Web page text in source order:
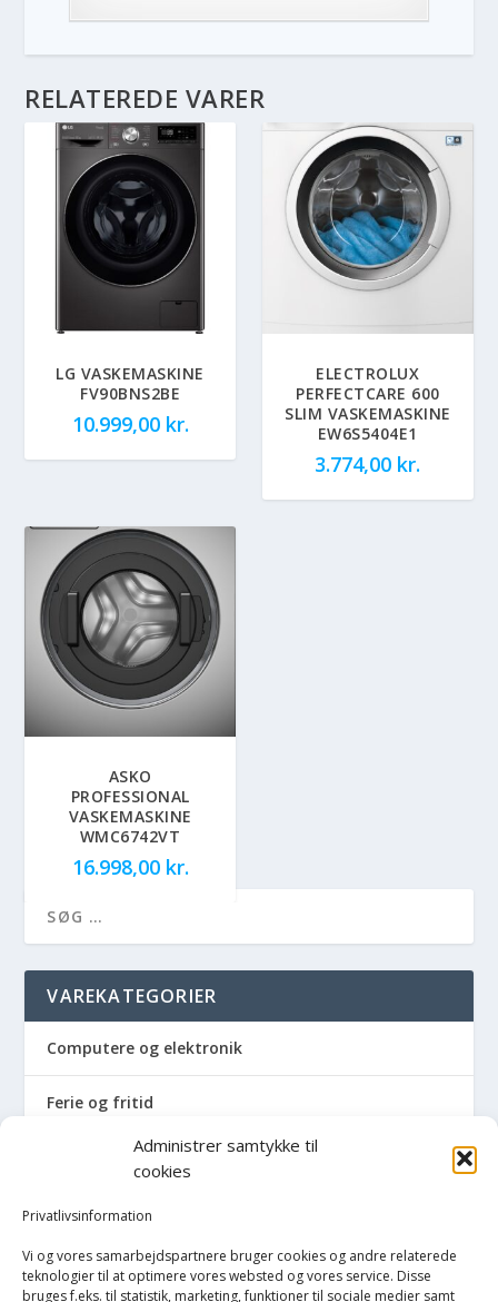
Administrer samtykke til
cookies
Privatlivsinformation
Vi og vores samarbejdspartnere bruger cookies og andre relaterede
teknologier til at optimere vores websted og vores service. Disse
bruges f.eks. til statistik, marketing, funktioner til sociale medier samt
RELATEREDE VARER
LG VASKEMASKINE
FV90BNS2BE
10.999,00 kr.
ELECTROLUX
PERFECTCARE 600
SLIM VASKEMASKINE
EW6S5404E1
3.774,00 kr.
ASKO
PROFESSIONAL
VASKEMASKINE
WMC6742VT
16.998,00 kr.
VAREKATEGORIER
Computere og elektronik
Ferie og fritid
Hus og have
Havemaskiner
Hvidevarer